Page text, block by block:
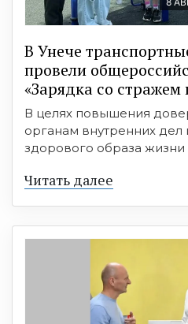
В Унече
провели
«Зарядка со стражем
В целях повышения
органам внутренних дел
здорового образа жизни
Читать далее